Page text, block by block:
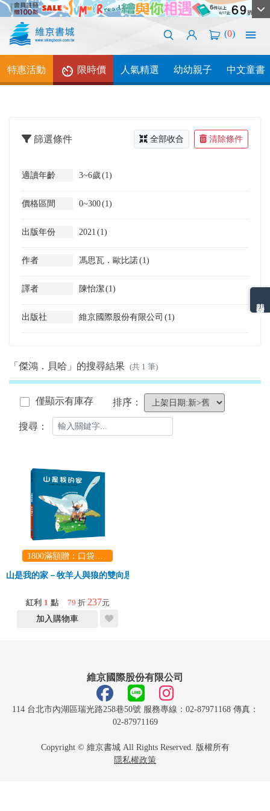
(0)
特惠活動 限時價 人氣精選 幼幼親子 中文童書
篩選條件 全部收合 清除條件
適讀年齡 3~6歲(1)
價格區間 0~300(1)
出版年份 2021 (1)
作者 馮思瓦．歐比諾(1)
譯者 陳怡潔(1)
出版社 維京國際股份有限公司 (1)
「傑鴻．貝哈」的搜尋結果 (共 1 筆)
僅顯示有庫存 排序：
搜尋：
1800滿額贈：口袋玩具一份（隨機出貨） (summer read)
山是我的家－牧羊人與狼的雙向思考故事
紅利 1 點 79 折 237元
加入購物車
維京國際股份有限公司
114 台北市內湖區瑞光路258巷50號 服務專線：02-87971168 傳真：
02-87971169
Copyright © 維京書城 All Rights Reserved. 版權所有
隱私權政策